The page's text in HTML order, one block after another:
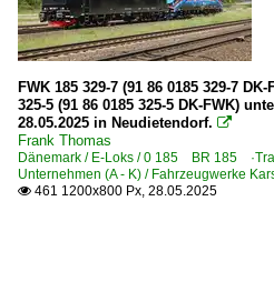
FWK 185 329-7 (91 86 0185 329-7
325-5 (91 86 0185 325-5 DK-FWK)
28.05.2025 in Neudietendorf. 
Frank Thomas
Dänemark / E-Loks / 0 185 BR 185
Unternehmen (A - K) / Fahrzeugwerke
 461 1200x800 Px, 28.05.2025